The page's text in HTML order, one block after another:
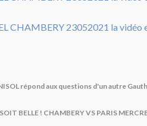
répond aux questions d'un autre
BELLE ! CHAMBERY VS PARIS